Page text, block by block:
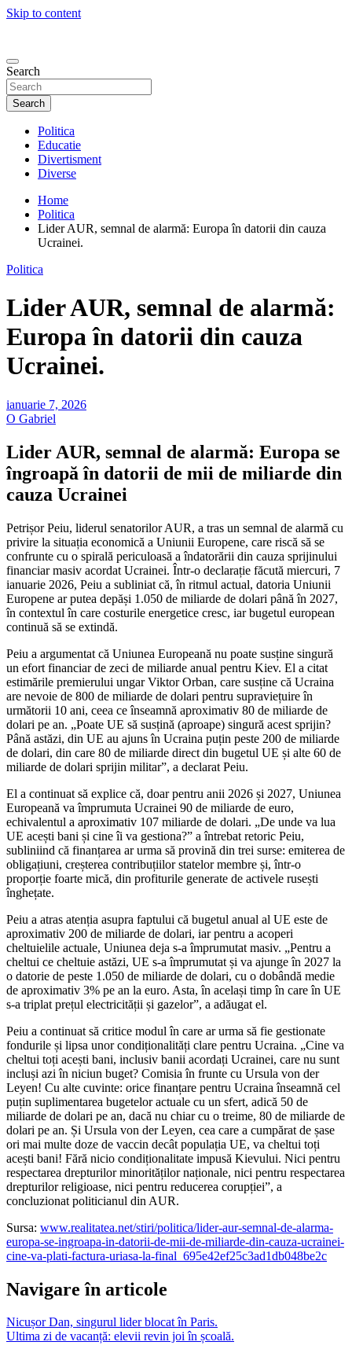
Skip to content
Search
Search
Politica
Educatie
Divertisment
Diverse
Home
Politica
Lider AUR, semnal de alarmă: Europa în datorii din cauza
Ucrainei.
Politica
Lider AUR, semnal de alarmă:
Europa în datorii din cauza
Ucrainei.
ianuarie 7, 2026
O Gabriel
Lider AUR, semnal de alarmă: Europa se
îngroapă în datorii de mii de miliarde din
cauza Ucrainei
Petrișor Peiu, liderul senatorilor AUR, a tras un semnal de alarmă cu
privire la situația economică a Uniunii Europene, care riscă să se
confrunte cu o spirală periculoasă a îndatorării din cauza sprijinului
financiar masiv acordat Ucrainei. Într-o declarație făcută miercuri, 7
ianuarie 2026, Peiu a subliniat că, în ritmul actual, datoria Uniunii
Europene ar putea depăși 1.050 de miliarde de dolari până în 2027,
în contextul în care costurile energetice cresc, iar bugetul european
continuă să se extindă.
Peiu a argumentat că Uniunea Europeană nu poate susține singură
un efort financiar de zeci de miliarde anual pentru Kiev. El a citat
estimările premierului ungar Viktor Orban, care susține că Ucraina
are nevoie de 800 de miliarde de dolari pentru supraviețuire în
următorii 10 ani, ceea ce înseamnă aproximativ 80 de miliarde de
dolari pe an. „Poate UE să susțină (aproape) singură acest sprijin?
Până astăzi, din UE au ajuns în Ucraina puțin peste 200 de miliarde
de dolari, din care 80 de miliarde direct din bugetul UE și alte 60 de
miliarde de dolari sprijin militar”, a declarat Peiu.
El a continuat să explice că, doar pentru anii 2026 și 2027, Uniunea
Europeană va împrumuta Ucrainei 90 de miliarde de euro,
echivalentul a aproximativ 107 miliarde de dolari. „De unde va lua
UE acești bani și cine îi va gestiona?” a întrebat retoric Peiu,
subliniind că finanțarea ar urma să provină din trei surse: emiterea de
obligațiuni, creșterea contribuțiilor statelor membre și, într-o
proporție foarte mică, din profiturile generate de activele rusești
înghețate.
Peiu a atras atenția asupra faptului că bugetul anual al UE este de
aproximativ 200 de miliarde de dolari, iar pentru a acoperi
cheltuielile actuale, Uniunea deja s-a împrumutat masiv. „Pentru a
cheltui ce cheltuie astăzi, UE s-a împrumutat și va ajunge în 2027 la
o datorie de peste 1.050 de miliarde de dolari, cu o dobândă medie
de aproximativ 3% pe an la euro. Asta, în același timp în care în UE
s-a triplat prețul electricității și gazelor”, a adăugat el.
Peiu a continuat să critice modul în care ar urma să fie gestionate
fondurile și lipsa unor condiționalități clare pentru Ucraina. „Cine va
cheltui toți acești bani, inclusiv banii acordați Ucrainei, care nu sunt
incluși azi în niciun buget? Comisia în frunte cu Ursula von der
Leyen! Cu alte cuvinte: orice finanțare pentru Ucraina înseamnă cel
puțin suplimentarea bugetelor actuale cu un sfert, adică 50 de
miliarde de dolari pe an, dacă nu chiar cu o treime, 80 de miliarde de
dolari pe an. Și Ursula von der Leyen, cea care a cumpărat de șase
ori mai multe doze de vaccin decât populația UE, va cheltui toți
acești bani! Fără nicio condiționalitate impusă Kievului. Nici pentru
respectarea drepturilor minorităților naționale, nici pentru respectarea
drepturilor religioase, nici pentru reducerea corupției”, a
concluzionat politicianul din AUR.
Sursa: www.realitatea.net/stiri/politica/lider-aur-semnal-de-alarma-
europa-se-ingroapa-in-datorii-de-mii-de-miliarde-din-cauza-ucrainei-
cine-va-plati-factura-uriasa-la-final_695e42ef25c3ad1db048be2c
Navigare în articole
Nicușor Dan, singurul lider blocat în Paris.
Ultima zi de vacanță: elevii revin joi în școală.